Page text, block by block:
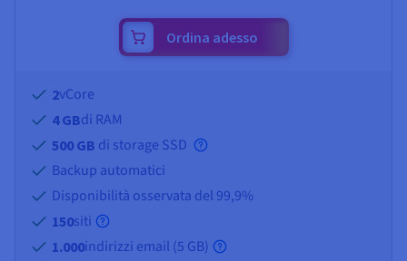
Ordina adesso
2vCore
4 GBdi RAM
500 GB di storage SSD
Backup automatici
Disponibilità osservata del 99,9%
150siti
1.000indirizzi email (5 GB)